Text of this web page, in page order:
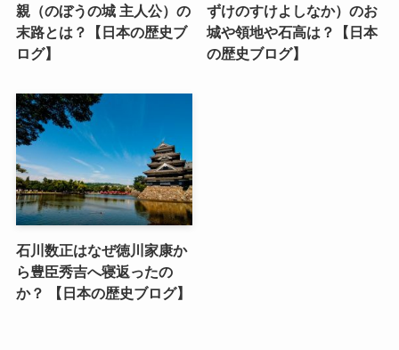
親（のぼうの城 主人公）の
末路とは？【日本の歴史ブ
ログ】
ずけのすけよしなか）のお
城や領地や石高は？【日本
の歴史ブログ】
石川数正はなぜ徳川家康か
ら豊臣秀吉へ寝返ったの
か？ 【日本の歴史ブログ】